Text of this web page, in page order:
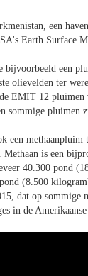
een
Earth Surface
bijvoorbeeld een
olievelden ter
EMIT 12 pluimen
sommige pluimen
een
is een
40.300 pond
(8.500
dat op sommige
in de